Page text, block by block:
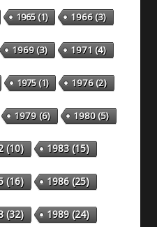
1965(1) 1966(3)
1969(3) 1971 (4)
1975(1) 1976(2)
1979(6) 1980(5)
(10) 1983(15)
(16) 1986(25)
(32) 1989(24)